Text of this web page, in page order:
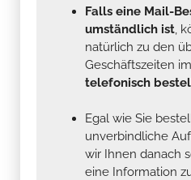
Falls eine Mail-
umständlich ist,
natürlich zu den
Geschäftszeiten
telefonisch
Egal wie Sie
unverbindliche
wir Ihnen danach
eine Information